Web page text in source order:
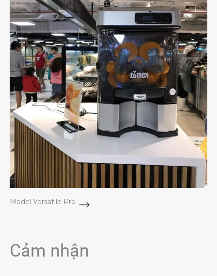
Model Versatile Pro
Cảm nhận